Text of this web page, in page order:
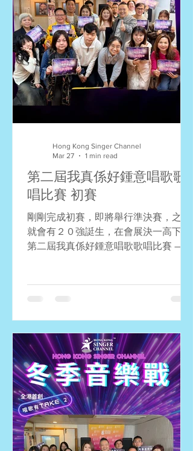
季軍：李宗匯 (Hound Dog) 勵志親情歌
曲組 冠軍：萬皓榮 (一雙手) 亞軍：張心
心 (幸運是我) 季軍：張詠詩 (犀利) 上世
紀廣東歌曲組 冠軍：姚志強 (離開以後)
亞軍：李自維 (偷偷摸摸) 季軍：韋澤燧
(偏偏喜歡你) 本世紀廣東歌曲組 冠軍：
鄭翠嫻 (忘川) 亞軍：萬皓榮 (老派約會
第二屆我真係好鍾意唱歌歌
唱比賽 初賽
剛剛完成初賽，即將舉行準決賽，之後
就會有２０強誔生，在會展決一高下。
第二屆我真係好鍾意唱歌歌唱比賽 — 決
lfoodtasting/posts/pfbid02QWa99Z9Ct1
u6qB7rXYRGo59z5P2QLdha9EdW3FF5
mkp3yiAoG18EuA1K8N8dxSTTl
Hong Kong Singer Channel
Mar 27
1 min read